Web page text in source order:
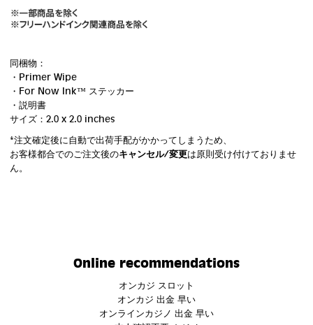
同梱物：
・Primer Wipe
・For Now Ink ™ ステッカー
・説明書
サイズ：2.0 x 2.0 inches
*注文確定後に自動で出荷手配がかかってしまうため、
お客様都合でのご注文後のキャンセル/変更は原則受け付けておりませ
ん。
Online recommendations
オンカジ スロット
オンカジ 出金 早い
オンラインカジノ 出金 早い